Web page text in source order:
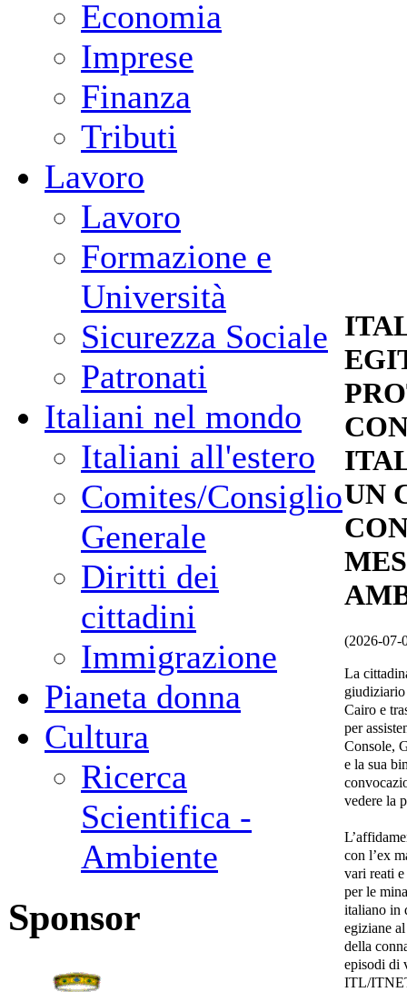
Economia
Imprese
Finanza
Tributi
Lavoro
Lavoro
Formazione e
Università
Sicurezza Sociale
Patronati
Italiani nel mondo
Italiani all'estero
Comites/Consiglio
Generale
Diritti dei
cittadini
Immigrazione
Pianeta donna
Cultura
Ricerca
Scientifica -
Ambiente
Sponsor
UN
(2026-07-
La
giudiziario
Cairo e
per
Console,
e la sua
vedere la
con l’ex
vari reati
per le
italiano in
egiziane
della
episodi di
ITL/